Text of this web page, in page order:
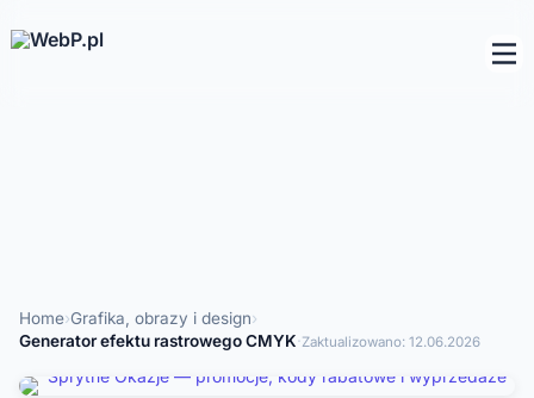
Home›Grafika, obrazy i design›
Generator efektu rastrowego CMYK·Zaktualizowano: 12.06.2026